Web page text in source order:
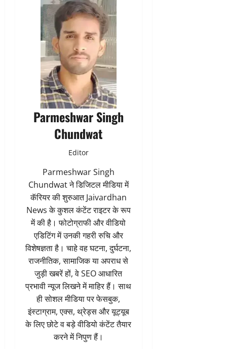
Parmeshwar Singh
Chundwat
Editor
Parmeshwar Singh
Chundwat ने डिजिटल मीडिया में
कॅरियर की शुरुआत Jaivardhan
News के कुशल कंटेंट राइटर के रूप
में की है। फोटोग्राफी और वीडियो
एडिटिंग में उनकी गहरी रुचि और
विशेषज्ञता है। चाहे वह घटना, दुर्घटना,
राजनीतिक, सामाजिक या अपराध से
जुड़ी खबरें हों, वे SEO आधारित
प्रभावी न्यूज लिखने में माहिर हैं। साथ
ही सोशल मीडिया पर फेसबुक,
इंस्टाग्राम, एक्स, थ्रेड्स और यूट्यूब
के लिए छोटे व बड़े वीडियो कंटेंट तैयार
करने में निपुण हैं।